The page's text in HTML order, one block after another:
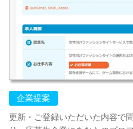
企業提案
更新・ご登録いただいた内容で